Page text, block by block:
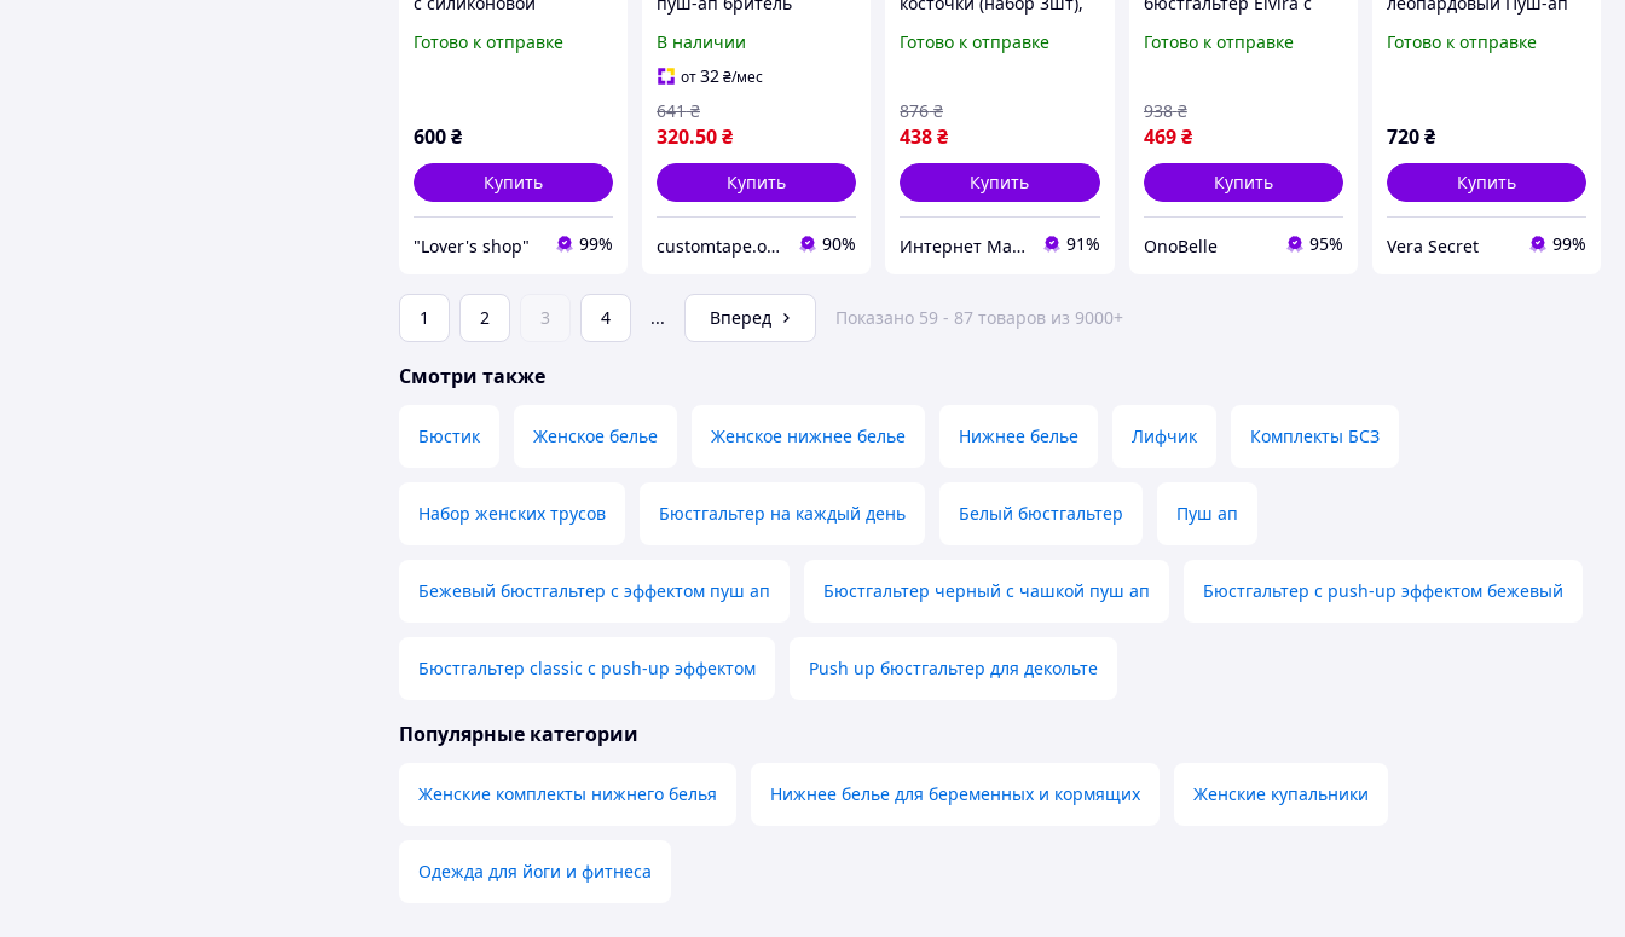
базовый бюстгальтер с
Готово к отправке
600₴
Купить
"Lover's shop" 99%
75В,80В,85В
В наличии
от32₴/мес
320.50₴
641 ₴
Купить
customtape.org 90%
косточек, Бесшовные
большую грудь, MTS
Готово к отправке
438₴
876 ₴
Купить
Интернет Магазин "StepShop" 91%
самоклеющийся без
стильное белье
Готово к отправке
469 ₴
938 ₴
Купить
OnoBelle 95%
Готово к отправке
720₴
Купить
Vera Secret 99%
1 2 3 4 ... Вперед Показано 59 - 87 товаров из 9000+
Смотри также
Бюстик Женское белье Женское нижнее белье Нижнее белье Лифчик Комплекты БСЗ
Набор женских трусов Бюстгальтер на каждый день Белый бюстгальтер Пуш ап
Бежевый бюстгальтер с эффектом пуш ап Бюстгальтер черный с чашкой пуш ап Бюстгальтер с push-up эффектом бежевый
Бюстгальтер classic с push-up эффектом Push up бюстгальтер для декольте
Популярные категории
Женские комплекты нижнего белья Нижнее белье для беременных и кормящих Женские купальники
Одежда для йоги и фитнеса